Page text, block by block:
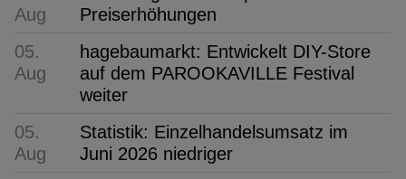
Aug
Preiserhöhungen
05.
Aug
hagebaumarkt: Entwickelt DIY-Store
auf dem PAROOKAVILLE Festival
weiter
05.
Aug
Statistik: Einzelhandelsumsatz im
Juni 2026 niedriger